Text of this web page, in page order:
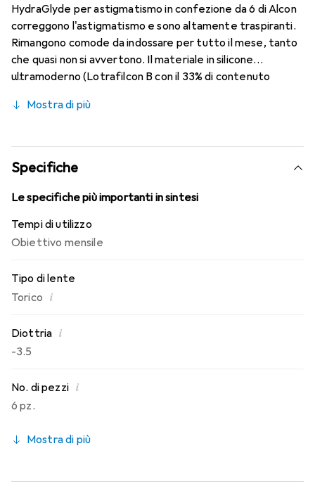
HydraGlyde per astigmatismo in confezione da 6 di Alcon
correggono l'astigmatismo e sono altamente traspiranti.
Rimangono comode da indossare per tutto il mese, tanto
che quasi non si avvertono. Il materiale in silicone
ultramoderno (Lotrafilcon B con il 33% di contenuto
HydraGlyde Moisture Matrix e la nota tecnologia
indossabilità che conosci. Comfort e assenza di fastidi per
tutto il giorno con le lenti mensili.
Mostra di più
Specifiche
Le specifiche più importanti in sintesi
Tempi di utilizzo
Obiettivo mensile
Tipo di lente
Torico i
Diottria i
-3.5
No. di pezzi i
6 pz.
Mostra di più